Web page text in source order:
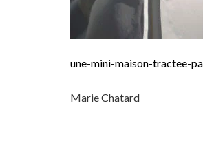
une-mini-maison-tractee-
Marie Chatard